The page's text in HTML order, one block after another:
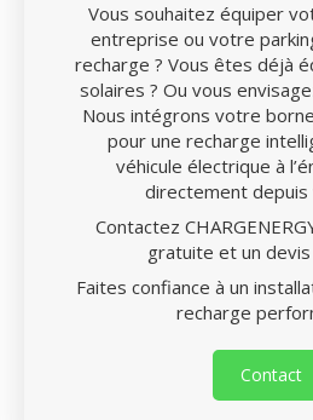
Vous souhaitez équiper
entreprise ou votre
recharge ? Vous êtes déjà
solaires ? Ou vous
Nous intégrons votre
pour une recharge
véhicule électrique à
directement
Contactez
gratuite et un
Faites confiance à un
recharge
Contact